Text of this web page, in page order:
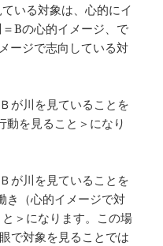
いる対象は、心的にイ
Bの心的イメージ、で
ージで志向している対
が川を見ていることを
動を見ること＞になり
が川を見ていることを
き（心的イメージで対
＞になります。この場
で対象を見ることでは